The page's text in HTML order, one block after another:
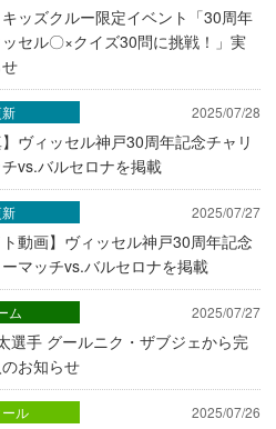
ッズクルー限定イベント「30周年
セル〇×クイズ30問に挑戦！」実
2025/07/28
】ヴィッセル神戸30周年記念チャリ
vs.バルセロナを掲載
2025/07/27
ト動画】ヴィッセル神戸30周年記念
マッチvs.バルセロナを掲載
2025/07/27
選手 グールニク・ザブジェから完
お知らせ
ム
2025/07/26
ール